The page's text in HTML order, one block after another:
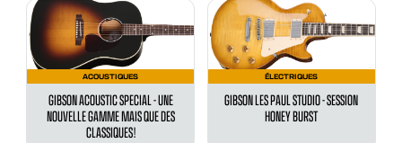
ACOUSTIQUES
GIBSON ACOUSTIC SPECIAL - UNE
NOUVELLE GAMME MAIS QUE DES
CLASSIQUES !
ÉLECTRIQUES
GIBSON LES PAUL STUDIO - SESSION
HONEY BURST